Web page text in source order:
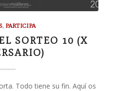
, PARTICIPA
SORTEO 10 (X
Todo tiene su fin. Aquí os